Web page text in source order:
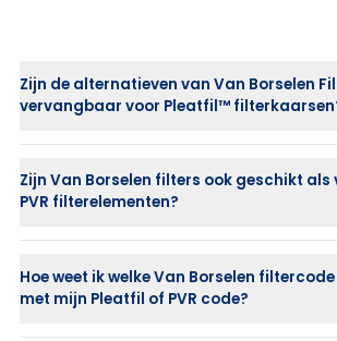
Zijn de alternatieven van Van Borselen
vervangbaar voor Pleatfil™
Zijn Van Borselen filters ook geschikt als
PVR filterelementen?
Hoe weet ik welke Van Borselen
met mijn Pleatfil of PVR code?